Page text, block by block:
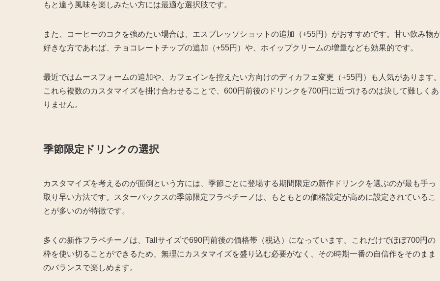
もと違う風味を楽しみたい方には最適な選択肢です。
また、コーヒーのコクを強めたい場合は、エスプレッソショットの追加（+55円）がおすすめです。甘い飲み物
好きな方であれば、チョコレートチップの追加（+55円）や、ホイップクリームの増量なども効果的です。
最近ではムースフォームの追加や、カフェインを控えたい方向けのディカフェ変更（+55円）も人気があります
これら複数のカスタマイズを掛け合わせることで、600円前後のドリンクを700円に近づけるのは決して難しくあ
りません。
季節限定ドリンクの選択
カスタマイズを考えるのが面倒という方には、季節ごとに登場する期間限定の新作ドリンクを選ぶのが最も手っ
取り早い方法です。スターバックスの季節限定フラペチーノは、もともとの価格設定が高めに設定されているこ
とが多いのが特徴です。
多くの新作フラペチーノは、Tallサイズで690円前後の価格帯（税込）になっています。これだけでほぼ700円の
枠を使い切ることができるため、無理にカスタマイズを盛り込む必要がなく、その時期一番の自信作をそのまま
のバランスで楽しめます。